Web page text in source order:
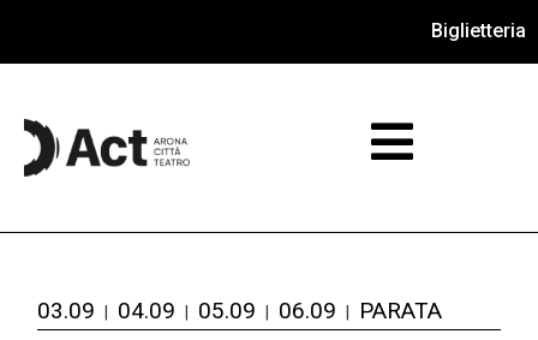
Biglietteria
03.09 04.09 05.09 06.09 PARATA